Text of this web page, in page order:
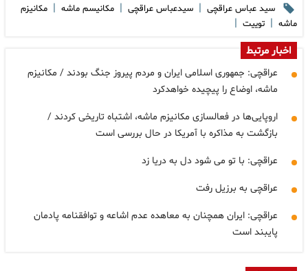
سید عباس عراقچی | سیدعباس عراقچی | مکانیسم ماشه | مکانیزم
ماشه | توییت |
اخبار مرتبط
عراقچی: جمهوری اسلامی ایران و مردم پیروز جنگ بودند / مکانیزم
ماشه، اوضاع را پیچیده خواهدکرد
اروپایی‌ها در فعالسازی مکانیزم ماشه، اشتباه تاریخی کردند /
بازگشت به مذاکره با آمریکا در حال بررسی است
عراقچی: با تو می شود دل به دریا زد
عراقچی به برزیل رفت
عراقچی: ایران همچنان به معاهده عدم اشاعه و توافقنامه پادمان
پایبند است